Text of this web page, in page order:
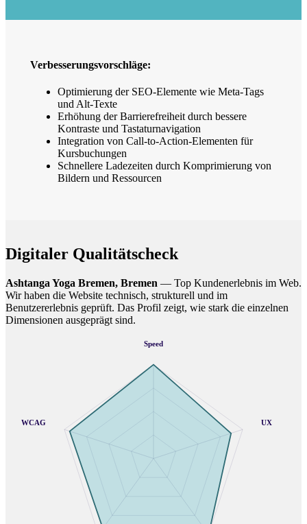
Verbesserungsvorschläge:
Optimierung der SEO-Elemente wie Meta-Tags
und Alt-Texte
Erhöhung der Barrierefreiheit durch bessere
Kontraste und Tastaturnavigation
Integration von Call-to-Action-Elementen für
Kursbuchungen
Schnellere Ladezeiten durch Komprimierung von
Bildern und Ressourcen
Digitaler Qualitätscheck
Ashtanga Yoga Bremen, Bremen — Top Kundenerlebnis im Web.
Wir haben die Website technisch, strukturell und im
Benutzererlebnis geprüft. Das Profil zeigt, wie stark die einzelnen
Dimensionen ausgeprägt sind.
Speed
UX
WCAG